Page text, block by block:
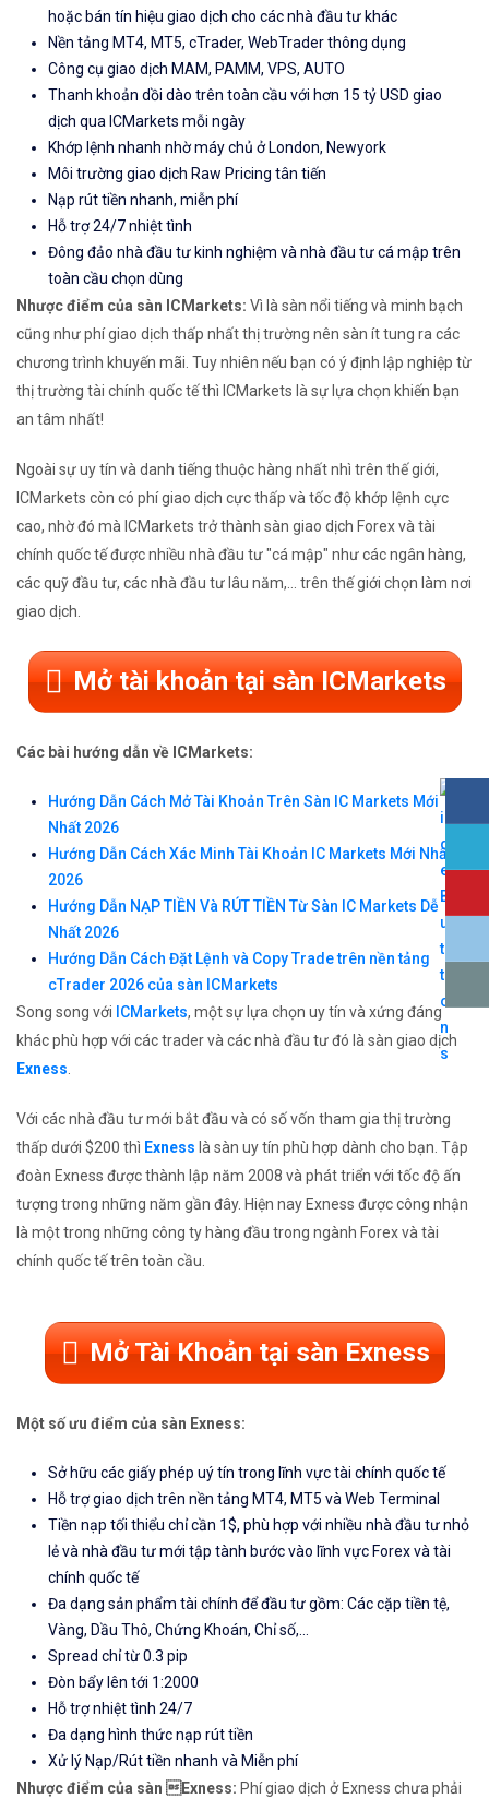
hoặc bán tín hiệu giao dịch cho các nhà đầu tư khác
Nền tảng MT4, MT5, cTrader, WebTrader thông dụng
Công cụ giao dịch MAM, PAMM, VPS, AUTO
Thanh khoản dồi dào trên toàn cầu với hơn 15 tỷ USD giao
dịch qua ICMarkets mỗi ngày
Khớp lệnh nhanh nhờ máy chủ ở London, Newyork
Môi trường giao dịch Raw Pricing tân tiến
Nạp rút tiền nhanh, miễn phí
Hỗ trợ 24/7 nhiệt tình
Đông đảo nhà đầu tư kinh nghiệm và nhà đầu tư cá mập trên
toàn cầu chọn dùng
Nhược điểm của sàn ICMarkets: Vì là sàn nổi tiếng và minh bạch
cũng như phí giao dịch thấp nhất thị trường nên sàn ít tung ra các
chương trình khuyến mãi. Tuy nhiên nếu bạn có ý định lập nghiệp từ
thị trường tài chính quốc tế thì ICMarkets là sự lựa chọn khiến bạn
an tâm nhất!
Ngoài sự uy tín và danh tiếng thuộc hàng nhất nhì trên thế giới,
ICMarkets còn có phí giao dịch cực thấp và tốc độ khớp lệnh cực
cao, nhờ đó mà ICMarkets trở thành sàn giao dịch Forex và tài
chính quốc tế được nhiều nhà đầu tư "cá mập" như các ngân hàng,
các quỹ đầu tư, các nhà đầu tư lâu năm,... trên thế giới chọn làm nơi
giao dịch.
Mở tài khoản tại sàn ICMarkets
Các bài hướng dẫn về ICMarkets:
Hướng Dẫn Cách Mở Tài Khoản Trên Sàn IC Markets Mới
Nhất 2026
Hướng Dẫn Cách Xác Minh Tài Khoản IC Markets Mới Nhất
2026
Hướng Dẫn NẠP TIỀN Và RÚT TIỀN Từ Sàn IC Markets Dễ
Nhất 2026
Hướng Dẫn Cách Đặt Lệnh và Copy Trade trên nền tảng
cTrader 2026 của sàn ICMarkets
Song song với ICMarkets, một sự lựa chọn uy tín và xứng đáng
khác phù hợp với các trader và các nhà đầu tư đó là sàn giao dịch
Exness.
Với các nhà đầu tư mới bắt đầu và có số vốn tham gia thị trường
thấp dưới $200 thì Exness là sàn uy tín phù hợp dành cho bạn. Tập
đoàn Exness được thành lập năm 2008 và phát triển với tốc độ ấn
tượng trong những năm gần đây. Hiện nay Exness được công nhận
là một trong những công ty hàng đầu trong ngành Forex và tài
chính quốc tế trên toàn cầu.
Mở Tài Khoản tại sàn Exness
Một số ưu điểm của sàn Exness:
Sở hữu các giấy phép uý tín trong lĩnh vực tài chính quốc tế
Hỗ trợ giao dịch trên nền tảng MT4, MT5 và Web Terminal
Tiền nạp tối thiểu chỉ cần 1$, phù hợp với nhiều nhà đầu tư nhỏ
lẻ và nhà đầu tư mới tập tành bước vào lĩnh vực Forex và tài
chính quốc tế
Đa dạng sản phẩm tài chính để đầu tư gồm: Các cặp tiền tệ,
Vàng, Dầu Thô, Chứng Khoán, Chỉ số,...
Spread chỉ từ 0.3 pip
Đòn bẩy lên tới 1:2000
Hỗ trợ nhiệt tình 24/7
Đa dạng hình thức nạp rút tiền
Xử lý Nạp/Rút tiền nhanh và Miễn phí
Nhược điểm của sàn Exness: Phí giao dịch ở Exness chưa phải